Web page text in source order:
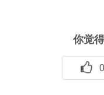
你觉
0